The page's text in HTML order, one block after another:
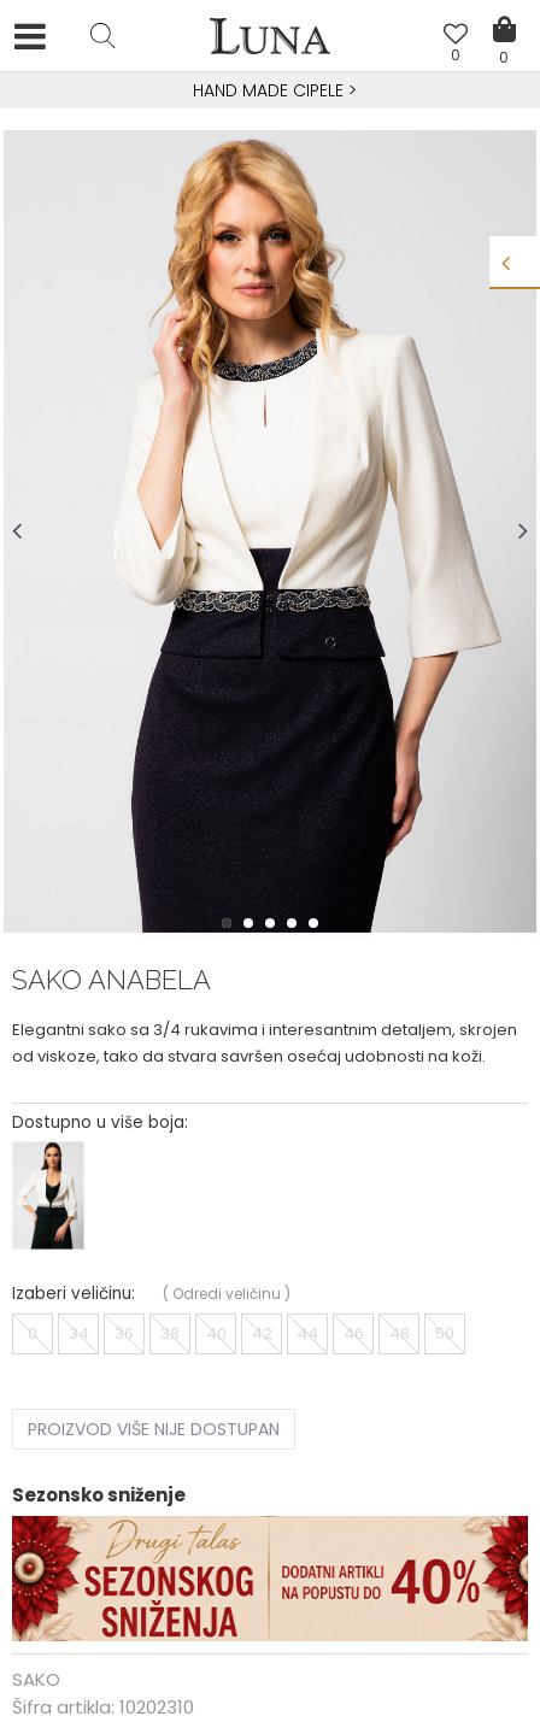
0
0
HAND MADE CIPELE >
1 2 3 4 5
SAKO ANABELA
Elegantni sako sa 3/4 rukavima i interesantnim detaljem, skrojen
od viskoze, tako da stvara savršen osećaj udobnosti na koži.
Dostupno u više boja:
Izaberi veličinu: ( Odredi veličinu )
0 34 36 38 40 42 44 46 48 50
PROIZVOD VIŠE NIJE DOSTUPAN
Sezonsko sniženje
SAKO
Šifra artikla: 10202310